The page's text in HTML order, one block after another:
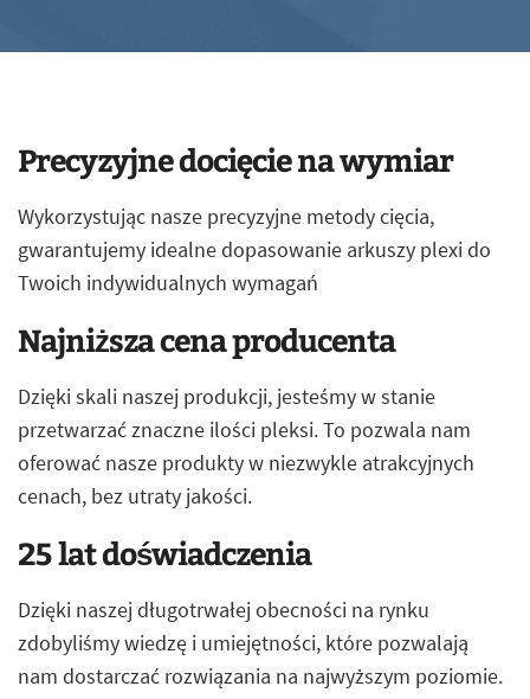
Precyzyjne docięcie na wymiar
Wykorzystując nasze precyzyjne metody cięcia,
gwarantujemy idealne dopasowanie arkuszy plexi do
Twoich indywidualnych wymagań
Najniższa cena producenta
Dzięki skali naszej produkcji, jesteśmy w stanie
przetwarzać znaczne ilości pleksi. To pozwala nam
oferować nasze produkty w niezwykle atrakcyjnych
cenach, bez utraty jakości.
25 lat doświadczenia
Dzięki naszej długotrwałej obecności na rynku
zdobyliśmy wiedzę i umiejętności, które pozwalają
nam dostarczać rozwiązania na najwyższym poziomie.